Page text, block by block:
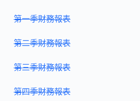
第一季財務報表
第二季財務報表
第三季財務報表
第四季財務報表